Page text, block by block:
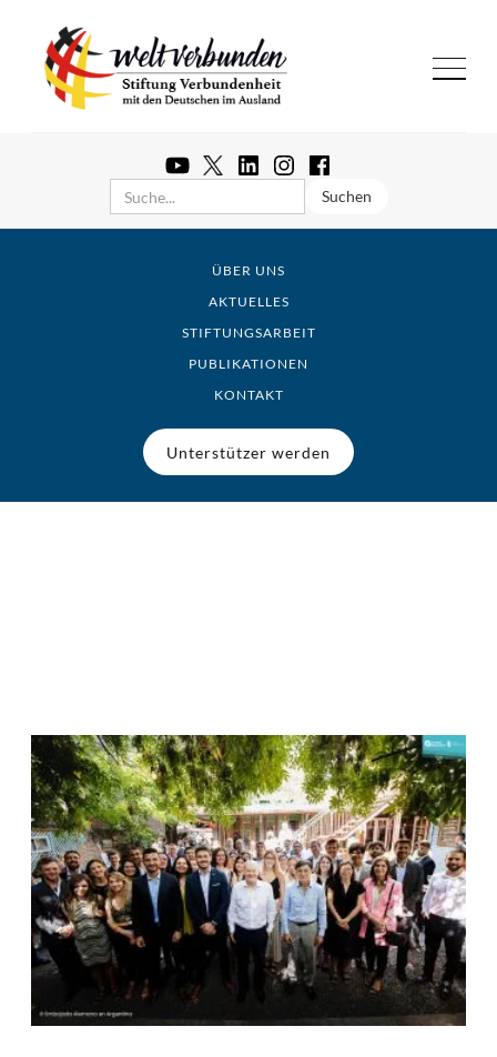
ÜBER UNS
AKTUELLES
STIFTUNGSARBEIT
PUBLIKATIONEN
KONTAKT
Unterstützer werden